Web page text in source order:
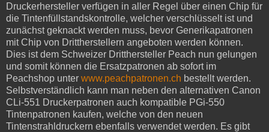
Druckerhersteller verfügen in aller Regel über einen Chip für
die Tintenfüllstandskontrolle, welcher verschlüsselt ist und
zunächst geknackt werden muss, bevor Generikapatronen
mit Chip von Drittherstellern angeboten werden können.
Dies ist dem Schweizer Dritthersteller Peach nun gelungen
und somit können die Ersatzpatronen ab sofort im
Peachshop unter www.peachpatronen.ch bestellt werden.
Selbstverständlich kann man neben den alternativen Canon
CLi-551 Druckerpatronen auch kompatible PGi-550
Tintenpatronen kaufen, welche von den neuen
Tintenstrahldruckern ebenfalls verwendet werden. Es gibt